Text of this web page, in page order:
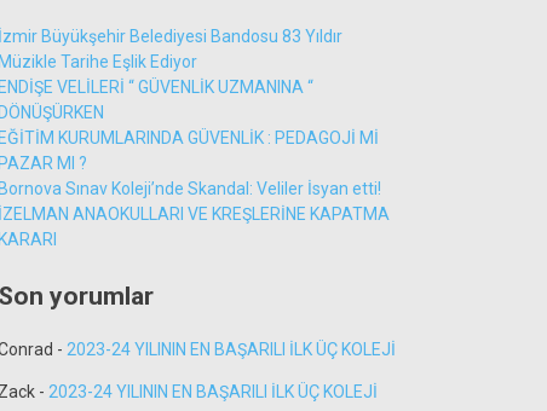
İzmir Büyükşehir Belediyesi Bandosu 83 Yıldır
Müzikle Tarihe Eşlik Ediyor
ENDİŞE VELİLERİ “ GÜVENLİK UZMANINA “
DÖNÜŞÜRKEN
EĞİTİM KURUMLARINDA GÜVENLİK : PEDAGOJİ Mİ
PAZAR MI ?
Bornova Sınav Koleji’nde Skandal: Veliler İsyan etti!
İZELMAN ANAOKULLARI VE KREŞLERİNE KAPATMA
KARARI
Son yorumlar
- 2023-24 YILININ EN BAŞARILI İLK ÜÇ KOLEJİ
Zack - 2023-24 YILININ EN BAŞARILI İLK ÜÇ KOLEJİ